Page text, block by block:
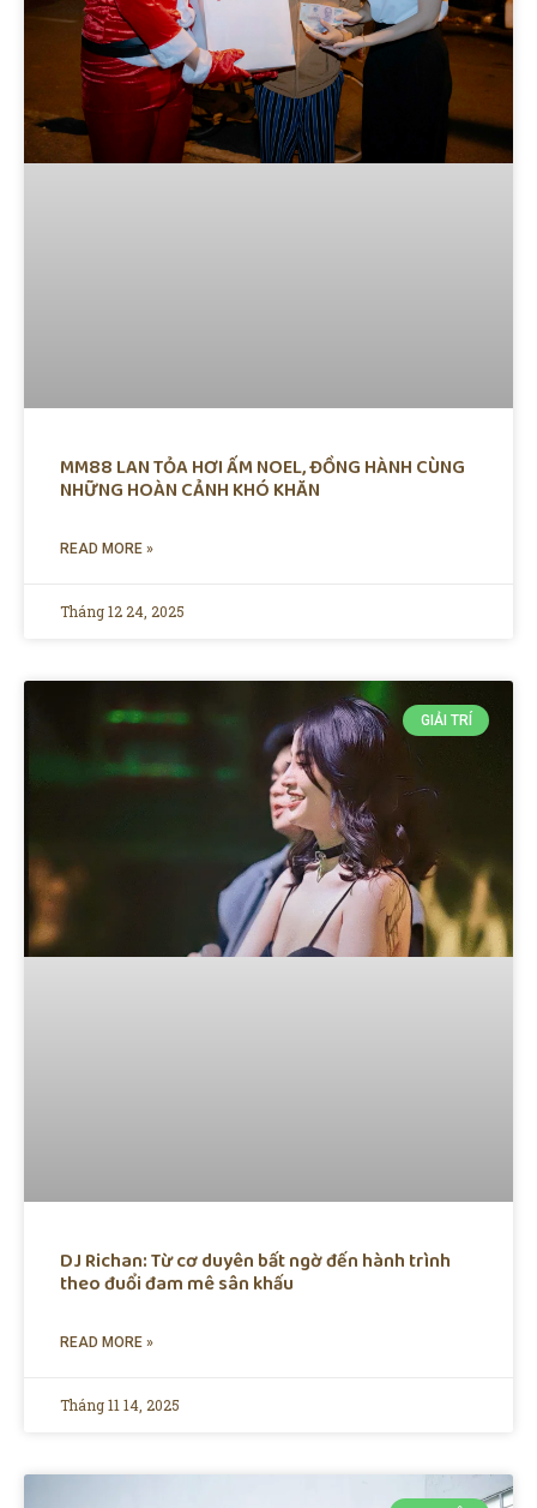
MM88 LAN TỎA HƠI ẤM NOEL, ĐỒNG HÀNH CÙNG
NHỮNG HOÀN CẢNH KHÓ KHĂN
READ MORE »
Tháng 12 24, 2025
GIẢI TRÍ
DJ Richan: Từ cơ duyên bất ngờ đến hành trình
theo đuổi đam mê sân khấu
READ MORE »
Tháng 11 14, 2025